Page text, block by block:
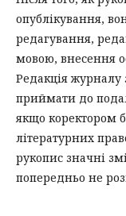
опублікування,
редагування,
мовою, внесення
Редакція журналу
приймати до
якщо коректором
літературних
рукопис значні
попередньо не